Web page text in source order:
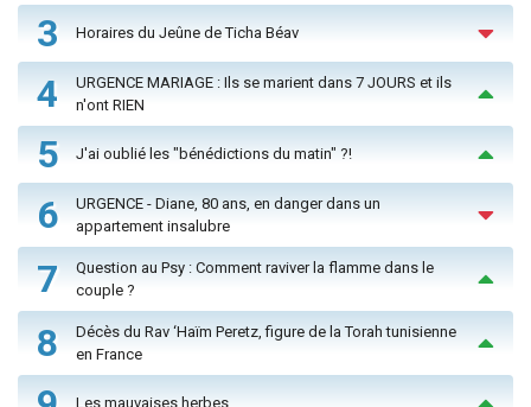
3 Horaires du Jeûne de Ticha Béav
4
URGENCE MARIAGE : Ils se marient dans 7 JOURS et ils
n'ont RIEN
5 J'ai oublié les "bénédictions du matin" ?!
6
URGENCE - Diane, 80 ans, en danger dans un
appartement insalubre
7
Question au Psy : Comment raviver la flamme dans le
couple ?
8
Décès du Rav ‘Haïm Peretz, figure de la Torah tunisienne
en France
Les mauvaises herbes